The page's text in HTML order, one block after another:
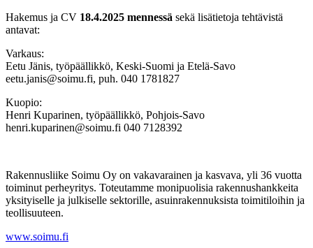
Hakemus ja CV 18.4.2025 mennessä sekä lisätietoja tehtävistä
antavat:
Varkaus:
Eetu Jänis, työpäällikkö, Keski-Suomi ja Etelä-Savo
eetu.janis@soimu.fi, puh. 040 1781827
Kuopio:
Henri Kuparinen, työpäällikkö, Pohjois-Savo
henri.kuparinen@soimu.fi 040 7128392
Rakennusliike Soimu Oy on vakavarainen ja kasvava, yli 36 vuotta
toiminut perheyritys. Toteutamme monipuolisia rakennushankkeita
yksityiselle ja julkiselle sektorille, asuinrakennuksista toimitiloihin ja
teollisuuteen.
www.soimu.fi